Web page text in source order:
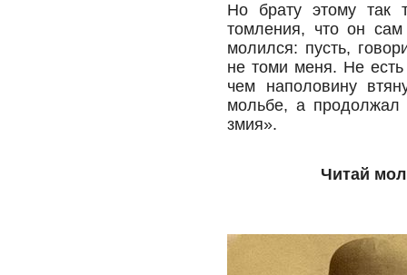
Но брату этому так
томления, что он
молился: пусть,
не томи меня. Не
чем наполовину
мольбе, а продолжал
змия».
Читай